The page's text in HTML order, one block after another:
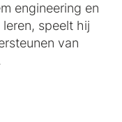
engineering en
speelt hij
van